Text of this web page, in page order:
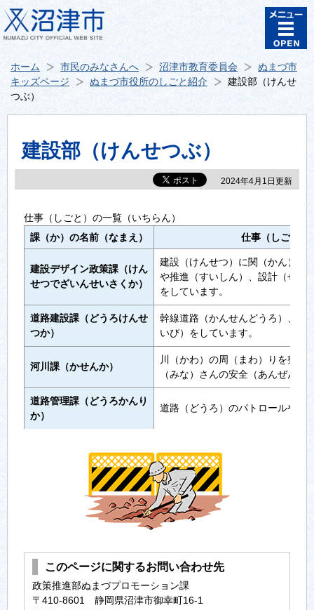
ホーム 市民のみなさんへ 沼津市教育委員会
ぬまづ市
キッズページ
ぬまづ市役所のしごと紹介
建設部（けんせ
つぶ）
建設部（けんせつぶ）
2024年4月1日更新
仕事（しごと）の一覧（いちらん）
課（か）の名前（なまえ）
仕事（しごと）
建設デザイン政策課（けん
せつでざいんせいさくか）
建設（けんせつ）に関（かん）す
や推進（すいしん）、設計（せっ
をしています。
道路建設課（どうろけんせ
つか）
幹線道路（かんせんどうろ）、生
いび）をしています。
河川課（かせんか）
川（かわ）の周（まわ）りを整備
（みな）さんの安全（あんぜん）
道路管理課（どうろかんり
か）
道路（どうろ）のパトロールや修
このページに関するお問い合わせ先
政策推進部ぬまづプロモーション課
〒410-8601 静岡県沼津市御幸町16-1